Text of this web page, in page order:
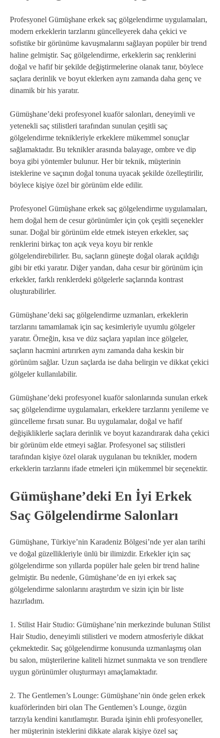
Profesyonel Gümüşhane erkek saç gölgelendirme uygulamaları,
modern erkeklerin tarzlarını güncelleyerek daha çekici ve
sofistike bir görünüme kavuşmalarını sağlayan popüler bir trend
haline gelmiştir. Saç gölgelendirme, erkeklerin saç renklerini
doğal ve hafif bir şekilde değiştirmelerine olanak tanır, böylece
saçlara derinlik ve boyut eklerken aynı zamanda daha genç ve
dinamik bir his yaratır.
Gümüşhane’deki profesyonel kuaför salonları, deneyimli ve
yetenekli saç stilistleri tarafından sunulan çeşitli saç
gölgelendirme teknikleriyle erkeklere mükemmel sonuçlar
sağlamaktadır. Bu teknikler arasında balayage, ombre ve dip
boya gibi yöntemler bulunur. Her bir teknik, müşterinin
isteklerine ve saçının doğal tonuna uyacak şekilde özelleştirilir,
böylece kişiye özel bir görünüm elde edilir.
Profesyonel Gümüşhane erkek saç gölgelendirme uygulamaları,
hem doğal hem de cesur görünümler için çok çeşitli seçenekler
sunar. Doğal bir görünüm elde etmek isteyen erkekler, saç
renklerini birkaç ton açık veya koyu bir renkle
gölgelendirebilirler. Bu, saçların güneşte doğal olarak açıldığı
gibi bir etki yaratır. Diğer yandan, daha cesur bir görünüm için
erkekler, farklı renklerdeki gölgelerle saçlarında kontrast
oluşturabilirler.
Gümüşhane’deki saç gölgelendirme uzmanları, erkeklerin
tarzlarını tamamlamak için saç kesimleriyle uyumlu gölgeler
yaratır. Örneğin, kısa ve düz saçlara yapılan ince gölgeler,
saçların hacmini artırırken aynı zamanda daha keskin bir
görünüm sağlar. Uzun saçlarda ise daha belirgin ve dikkat çekici
gölgeler kullanılabilir.
Gümüşhane’deki profesyonel kuaför salonlarında sunulan erkek
saç gölgelendirme uygulamaları, erkeklere tarzlarını yenileme ve
güncelleme fırsatı sunar. Bu uygulamalar, doğal ve hafif
değişikliklerle saçlara derinlik ve boyut kazandırarak daha çekici
bir görünüm elde etmeyi sağlar. Profesyonel saç stilistleri
tarafından kişiye özel olarak uygulanan bu teknikler, modern
erkeklerin tarzlarını ifade etmeleri için mükemmel bir seçenektir.
Gümüşhane’deki En İyi Erkek
Saç Gölgelendirme Salonları
Gümüşhane, Türkiye’nin Karadeniz Bölgesi’nde yer alan tarihi
ve doğal güzellikleriyle ünlü bir ilimizdir. Erkekler için saç
gölgelendirme son yıllarda popüler hale gelen bir trend haline
gelmiştir. Bu nedenle, Gümüşhane’de en iyi erkek saç
gölgelendirme salonlarını araştırdım ve sizin için bir liste
hazırladım.
1. Stilist Hair Studio: Gümüşhane’nin merkezinde bulunan Stilist
Hair Studio, deneyimli stilistleri ve modern atmosferiyle dikkat
çekmektedir. Saç gölgelendirme konusunda uzmanlaşmış olan
bu salon, müşterilerine kaliteli hizmet sunmakta ve son trendlere
uygun görünümler oluşturmayı amaçlamaktadır.
2. The Gentlemen’s Lounge: Gümüşhane’nin önde gelen erkek
kuaförlerinden biri olan The Gentlemen’s Lounge, özgün
tarzıyla kendini kanıtlamıştır. Burada işinin ehli profesyoneller,
her müşterinin isteklerini dikkate alarak kişiye özel saç